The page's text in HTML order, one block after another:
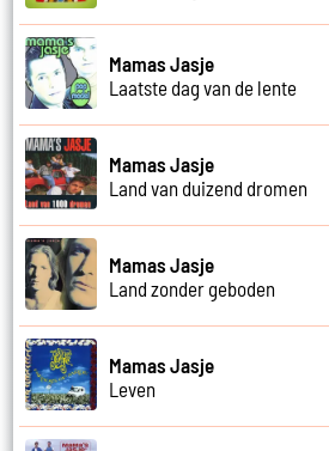
Mamas Jasje
Laatste dag van de lente
Mamas Jasje
Land van duizend dromen
Mamas Jasje
Land zonder geboden
Mamas Jasje
Leven